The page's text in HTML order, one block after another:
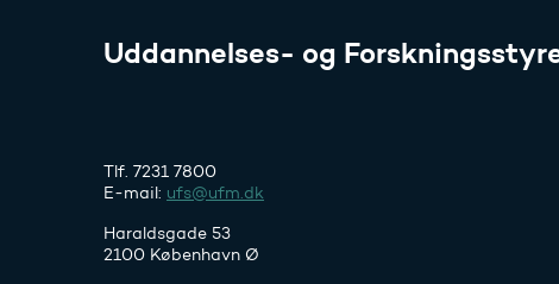
Uddannelses- og
Tlf. 7231 7800
E-mail: ufs@ufm.dk
Haraldsgade 53
2100 København Ø